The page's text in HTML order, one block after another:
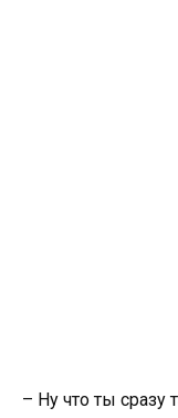
– Ну что ты сразу